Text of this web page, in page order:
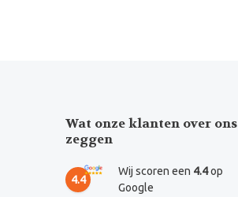
Wat onze klanten over ons
zeggen
4.4
Wij scoren een 4.4op
Google